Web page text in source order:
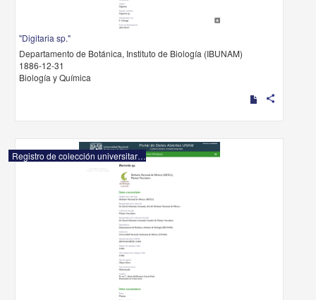
"Digitaria sp."
Departamento de Botánica, Instituto de Biología (IBUNAM)
1886-12-31
Biología y Química
share
Registro de colección universitaria